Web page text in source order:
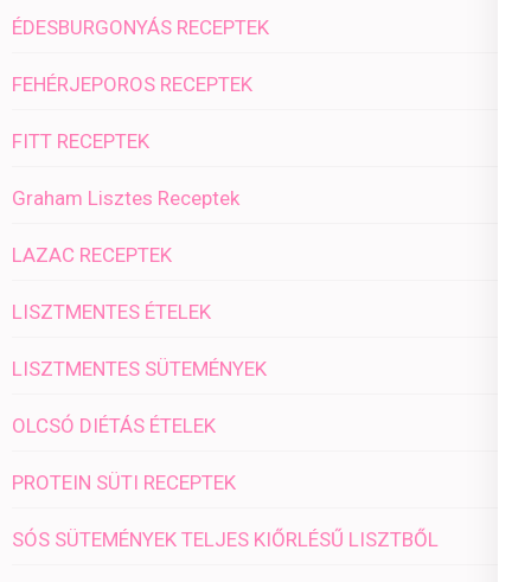
ÉDESBURGONYÁS RECEPTEK
FEHÉRJEPOROS RECEPTEK
FITT RECEPTEK
Graham Lisztes Receptek
LAZAC RECEPTEK
LISZTMENTES ÉTELEK
LISZTMENTES SÜTEMÉNYEK
OLCSÓ DIÉTÁS ÉTELEK
PROTEIN SÜTI RECEPTEK
SÓS SÜTEMÉNYEK TELJES KIŐRLÉSŰ LISZTBŐL